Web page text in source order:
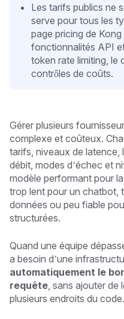
Les tarifs publics ne
serve pour tous les
page pricing de
fonctionnalités API
token rate limiting, le
contrôles de coûts.
Gérer plusieurs
complexe et coûteux.
tarifs, niveaux de latence,
débit, modes d’échec et
modèle performant pour la
trop lent pour un chatbot,
données ou peu fiable
structurées.
Quand une équipe
a besoin d’une
automatiquement le
requête , sans ajouter
plusieurs endroits du code.